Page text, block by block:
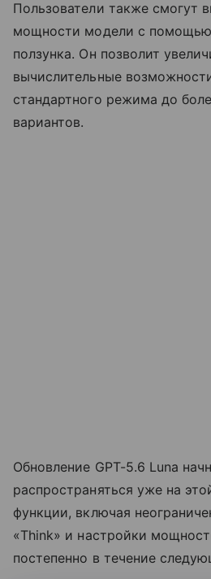
Пользователи также смогут
мощности модели с помощью
ползунка. Он позволит
вычислительные
стандартного режима до
вариантов.
Обновление GPT-5.6 Luna
распространяться уже на
функции, включая
«Think» и настройки
постепенно в течение